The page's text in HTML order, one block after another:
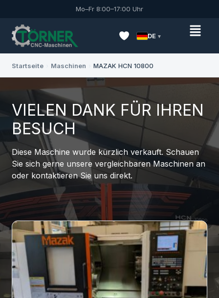
Mo–Fr 8:00–17:00 Uhr
DE
Startseite Maschinen MAZAK HCN 10800
VIELEN DANK FÜR IHREN
BESUCH
Diese Maschine wurde kürzlich verkauft. Schauen
Sie sich gerne unsere vergleichbaren Maschinen an
oder kontaktieren Sie uns direkt.